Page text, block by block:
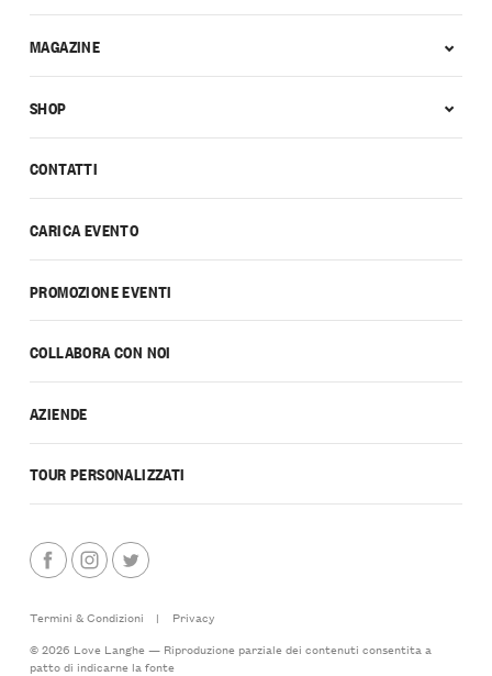
CONTATTI
CARICA EVENTO
PROMOZIONE EVENTI
COLLABORA CON NOI
AZIENDE
TOUR PERSONALIZZATI
MAGAZINE
SHOP
Termini & Condizioni |
Privacy
© 2026 Love Langhe — Riproduzione parziale dei contenuti consentita a
patto di indicarne la fonte